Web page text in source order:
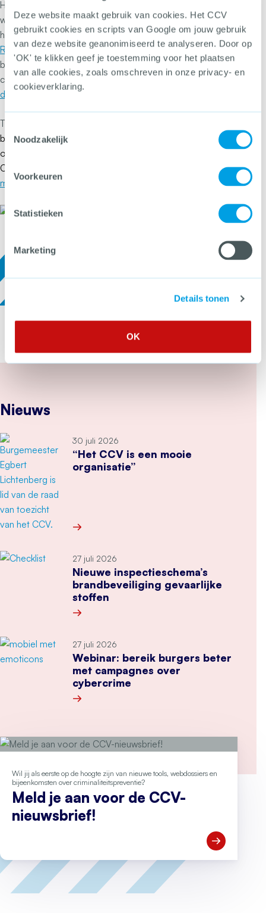
Deze website maakt gebruik van cookies. Het CCV
gebruikt cookies en scripts van Google om jouw gebruik
van deze website geanonimiseerd te analyseren. Door op
'OK' te klikken geef je toestemming voor het plaatsen
van alle cookies, zoals omschreven in onze privacy- en
cookieverklaring.
Noodzakelijk
Voorkeuren
Statistieken
Marketing
Details tonen
OK
Het CCV organiseert deze landelijke bijeenkomst op
woensdag 9 september in Utrecht in samenwerking met
hetRIEC Limburgen VeiligheidsAlliantie regio
Rotterdam.Voor inhoudelijke vragen over deze
bijeenkomst of het thema online criminaliteit en LVB kun je
contact opnemen met CCV-adviseur Doris van Rooijen:
doris.vanrooijen@hetccv.nl
T
bezwaar tegen, meld dit dan bij de organisatie. Voor
organisatorische vragen kun je contact opnemen met het
CCV-secretariaat via Monique van Bavel
monique.vanbavel@hetccv.nl
Nieuws
30 juli 2026
“Het CCV is een mooie
organisatie”
27 juli 2026
Nieuwe inspectieschema’s
brandbeveiliging gevaarlijke
stoffen
27 juli 2026
Webinar: bereik burgers beter
met campagnes over
cybercrime
Wil jij als eerste op de hoogte zijn van nieuwe tools, webdossiers en
bijeenkomsten over criminaliteitspreventie?
Meld je aan voor de CCV-
nieuwsbrief!
Open Meld